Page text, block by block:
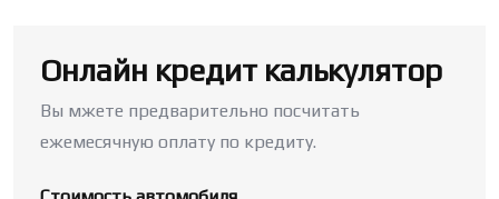
Онлайн кредит калькулятор
Вы мжете предварительно посчитать
ежемесячную оплату по кредиту.